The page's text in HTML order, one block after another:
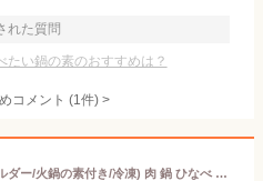
れた質問
たい鍋の素のおすすめは？
コメント (1件) >
ラム肉 火鍋 鍋セット (ショルダー/火鍋の素付き/冷凍) 肉 鍋 ひなべ 二食鍋 薬膳鍋 火鍋料理 夏ギフト お中元 ギフト 贈り物 贈答 お祝い お礼 お返し 内祝い プレゼント ご自宅用 ご家庭用 北海道 札幌 グルメ 肉の山本 千歳ラム工房 お取り寄せ